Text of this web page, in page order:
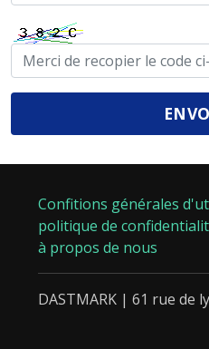
Confitions générales
politique de
à propos de nous
DASTMARK | 61 rue de